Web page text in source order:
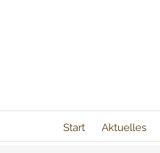
Start Aktuelles